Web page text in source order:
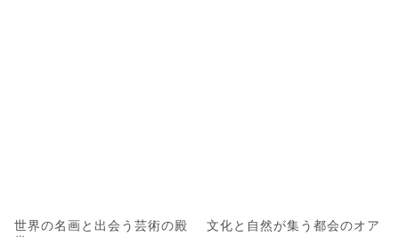
世界の名画と出会う芸術の殿
文化と自然が集う都会のオア